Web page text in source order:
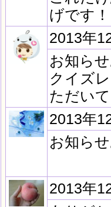
げです！
2013年
お知ら
クイズ
ただい
2013年
お知ら
2013年